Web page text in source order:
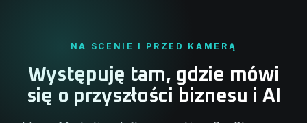
NA SCENIE I PRZED KAMERĄ
Występuję tam, gdzie mówi
się o przyszłości biznesu i AI